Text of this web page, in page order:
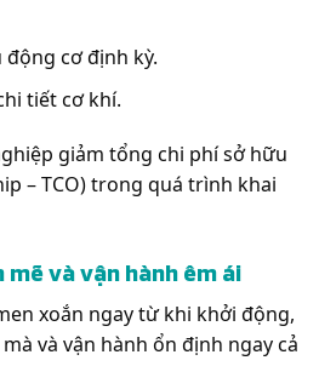
cơ định kỳ.
tiết cơ khí.
giảm tổng chi phí sở hữu
– TCO) trong quá trình khai
và vận hành êm ái
xoắn ngay từ khi khởi động,
và vận hành ổn định ngay cả